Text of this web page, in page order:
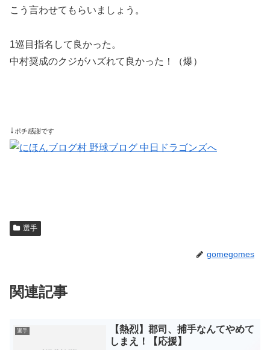
こう言わせてもらいましょう。
1巡目指名して良かった。
中村奨成のクジがハズれて良かった！（爆）
↓ ポチ感謝です
選手
gomegomes
関連記事
選手
【熱烈】郡司、捕手なんてやめて
しまえ！【応援】